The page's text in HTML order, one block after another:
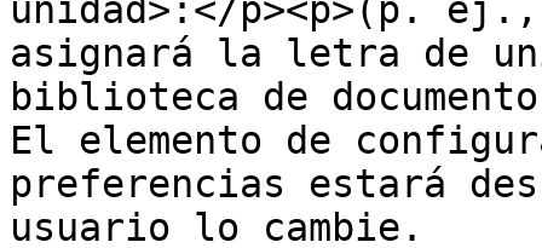
unidad>:</p><p>(p. ej.,
asignará la letra de
biblioteca de
El elemento de
preferencias estará
usuario lo cambie.